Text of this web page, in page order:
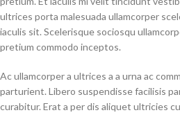
ultrices porta malesuada ullamcorper
iaculis sit. Scelerisque sociosqu
pretium commodo inceptos.
Ac ullamcorper a ultrices a a urna ac
parturient. Libero suspendisse facilisis
curabitur. Erat a per dis aliquet ultricies